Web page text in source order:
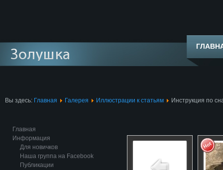
Вы здесь: Главная Галерея Иллюстрации к статьям Инструкция по
Главная
Информация
Для новичков
Наша группа на Facebook
Публикации